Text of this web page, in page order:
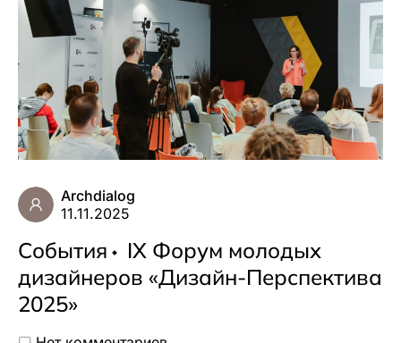
Archdialog
11.11.2025
События
IX Форум молодых
дизайнеров «Дизайн-Перспектива
2025»